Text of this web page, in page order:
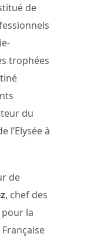
de
trophées
du
l’Elysée à
de
, chef des
pour la